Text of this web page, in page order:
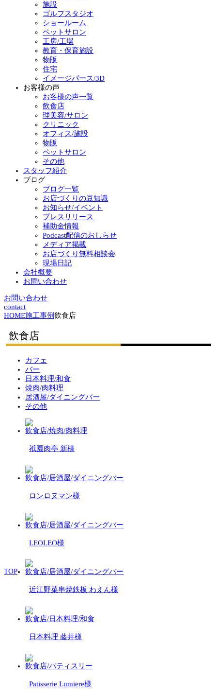
施設
ゴルフスタジオ
ショールーム
ペットサロン
工房/工場
教育・保育施設
物販
住宅
イメージパース/3D
お客様の声
お客様の声一覧
飲食店
理美容/サロン
クリニック
オフィス/施設
物販
ペットサロン
その他
スタッフ紹介
ブログ
ブログ一覧
お店づくりの豆知識
お知らせ/イベント
プレスリリース
補助金情報
Podcast配信のおしらせ
メディア掲載
お店づくり無料相談会
現場日記
会社概要
お問い合わせ
TOP
お問い合わせ
contact
HOME施工事例飲食店
飲食店
カフェ
バー
日本料理/和食
焼肉/肉料理
居酒屋/ダイニングバー
その他
飲食店/焼肉/肉料理
祇園肉亭 新様
飲食店/居酒屋/ダイニングバー
ロンロヌマン様
飲食店/居酒屋/ダイニングバー
LEOLEO様
飲食店/居酒屋/ダイニングバー
近江野菜串焼鉄板 わえん様
飲食店/日本料理/和食
日本料理 藤井様
飲食店/パティスリー
Patisserie Lumiere様